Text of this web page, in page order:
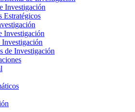
Investigación
Estratégicos
Investigación
Investigación
de Investigación